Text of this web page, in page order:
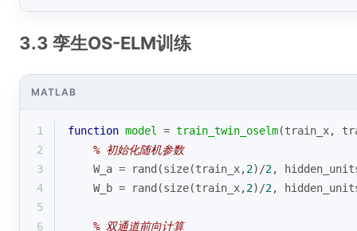
3.3 孪生OS-ELM训练
MATLAB
1 function model = train_twin_oselm(train_x,
2
% 初始化随机参数
3
    W_a =
rand (size(train_x,2)/2,
4
    W_b =
rand (size(train_x,2)/2,
5
6
% 双通道前向计算